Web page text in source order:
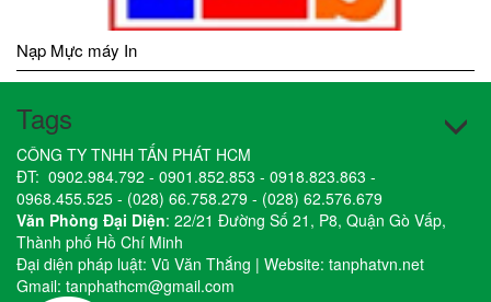
Nạp Mực máy In
Tags
CÔNG TY TNHH TẤN PHÁT HCM
ĐT: 0902.984.792 - 0901.852.853 - 0918.823.863 -
0968.455.525 - (028) 66.758.279 - (028) 62.576.679
Văn Phòng Đại Diện: 22/21 Đường Số 21, P8, Quận Gò Vấp,
Thành phố Hồ Chí Minh
Đại diện pháp luật: Vũ Văn Thắng | Website: tanphatvn.net
Gmail: tanphathcm@gmail.com